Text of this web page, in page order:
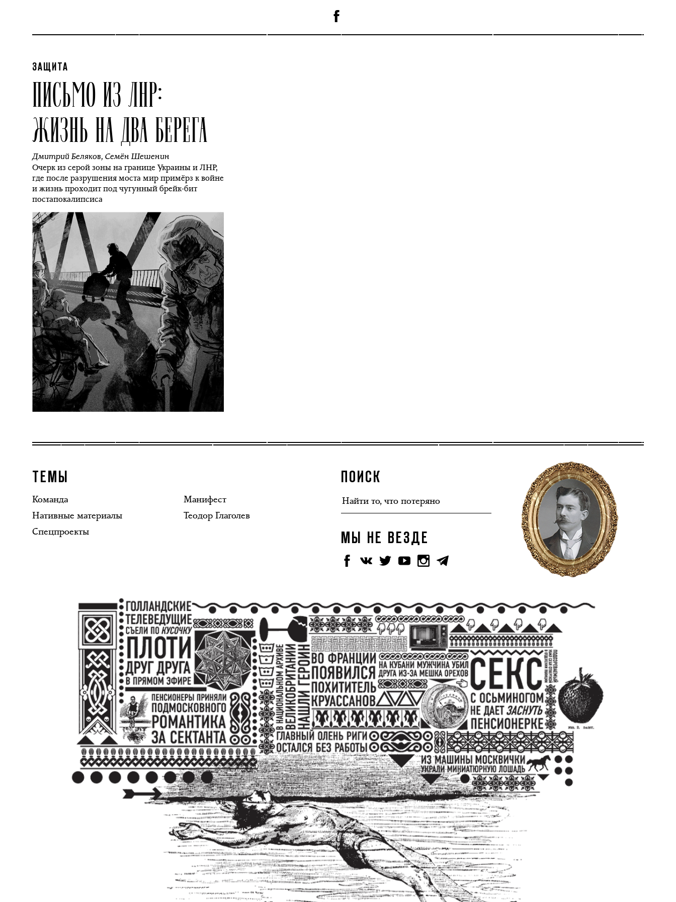
ЗАЩИТА
ПИСЬМО ИЗ ЛНР:
ЖИЗНЬ НА ДВА БЕРЕГА
Дмитрий Беляков, Семён Шешенин
Очерк из серой зоны на границе Украины и ЛНР,
где после разрушения моста мир примёрз к войне
и жизнь проходит под чугунный брейк-бит
постапокалипсиса
ТЕМЫ
Команда
Манифест
Нативные материалы
Теодор Глаголев
Спецпроекты
ПОИСК
МЫ НЕ ВЕЗДЕ